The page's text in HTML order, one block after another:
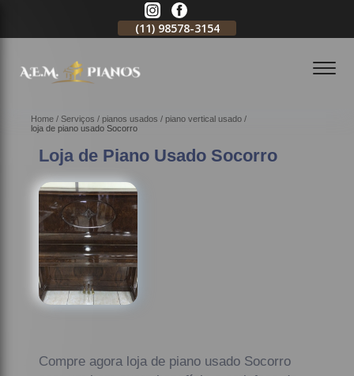
(11) 98578-3154
Home Serviços pianos usados
piano vertical usado
loja de piano usado Socorro
Loja de Piano Usado Socorro
Compre agora loja de piano usado Socorro